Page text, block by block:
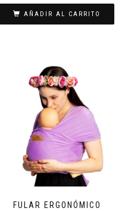
AÑADIR AL CARRITO
FULAR ERGONÓMICO